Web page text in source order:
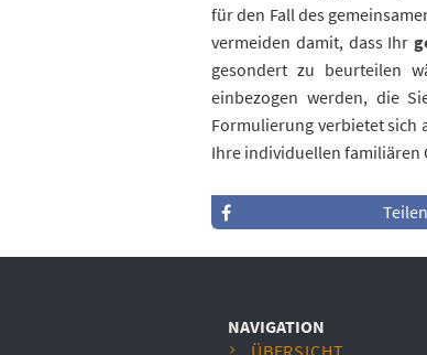
für den Fall des
vermeiden damit, dass Ihr
gesondert zu beurteilen
einbezogen werden, die
Formulierung verbietet sich
Ihre individuellen familiären
Teilen
NAVIGATION